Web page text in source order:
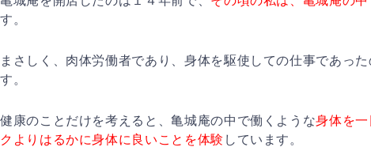
す。
まさしく、肉体労働者であり、身体を駆使しての仕事であっ
す。
健康のことだけを考えると、亀城庵の中で働くような身体を
クよりはるかに身体に良いことを体験 しています。